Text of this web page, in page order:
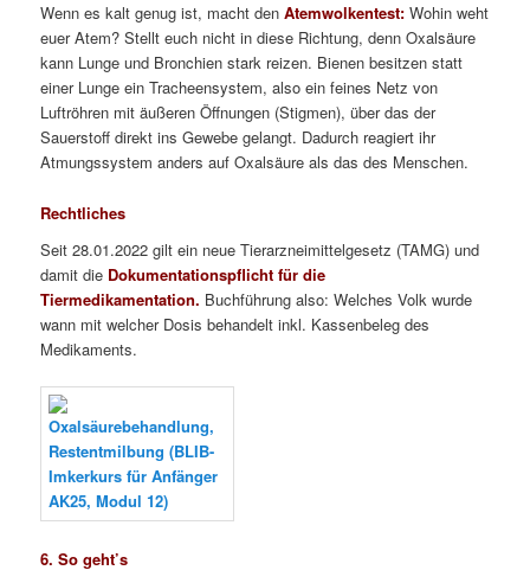
Wenn es kalt genug ist, macht denAtemwolkentest: Wohin weht
euer Atem? Stellt euch nicht in diese Richtung, denn Oxalsäure
kann Lunge und Bronchien stark reizen. Bienen besitzen statt
einer Lunge ein Tracheensystem, also ein feines Netz von
Luftröhren mit äußeren Öffnungen (Stigmen), über das der
Sauerstoff direkt ins Gewebe gelangt. Dadurch reagiert ihr
Atmungssystem anders auf Oxalsäure als das des Menschen.
Rechtliches
Seit 28.01.2022 gilt ein neue Tierarzneimittelgesetz (TAMG) und
damit die Dokumentationspflicht für die
Tiermedikamentation. Buchführung also: Welches Volk wurde
wann mit welcher Dosis behandelt inkl. Kassenbeleg des
Medikaments.
6. So geht’s